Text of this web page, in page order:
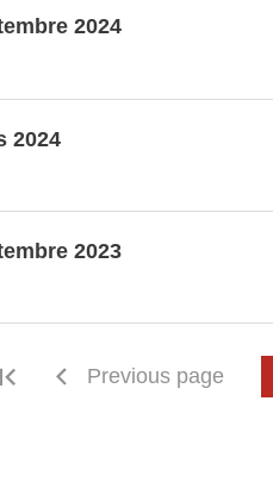
2024
2024
2023
First pagePrevious page